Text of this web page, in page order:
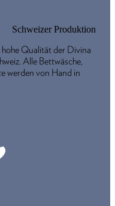
Schweizer Produktion
Qualität der Divina
Alle Bettwäsche,
werden von Hand in